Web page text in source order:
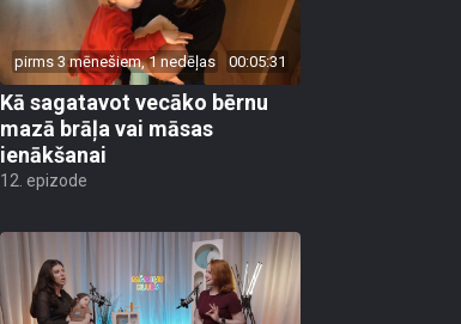
pirms 3 mēnešiem, 1 nedēļas 00:05:31
Kā sagatavot vecāko bērnu
mazā brāļa vai māsas
ienākšanai
12. epizode